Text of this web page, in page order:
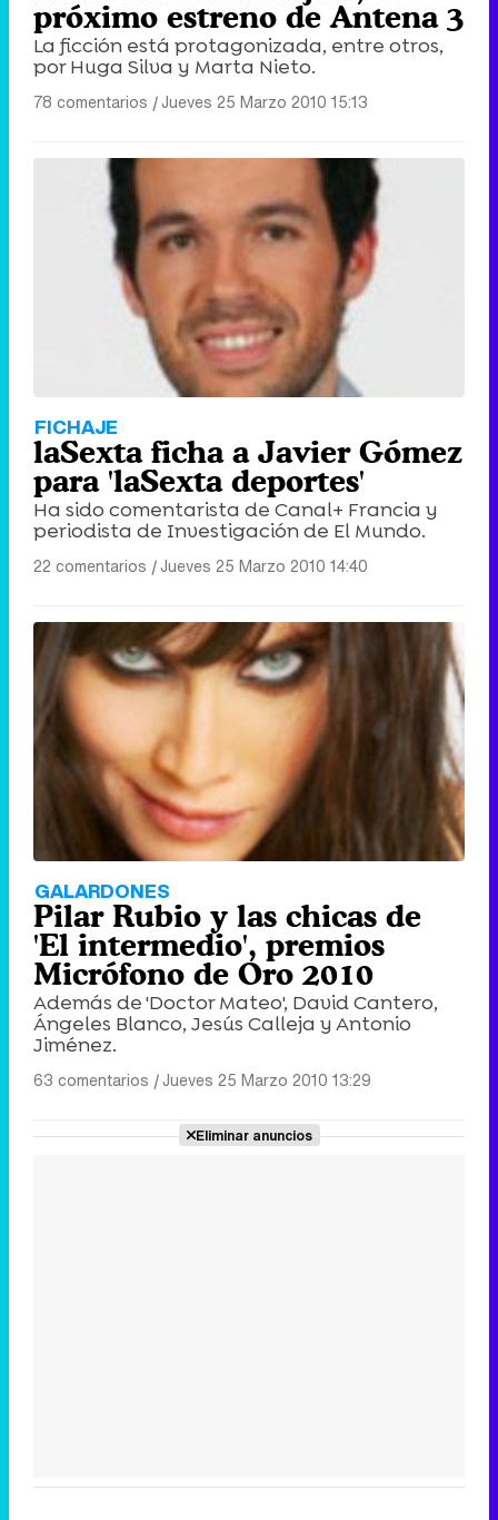
próximo estreno de Antena 3
La ficción está protagonizada, entre otros,
por Huga Silva y Marta Nieto.
78 comentarios |Jueves 25 Marzo 2010 15:13
FICHAJE
laSexta ficha a Javier Gómez
para 'laSexta deportes'
Ha sido comentarista de Canal+ Francia y
periodista de Investigación de El Mundo.
22 comentarios |Jueves 25 Marzo 2010 14:40
GALARDONES
Pilar Rubio y las chicas de
'El intermedio', premios
Micrófono de Oro 2010
Además de 'Doctor Mateo', David Cantero,
Ángeles Blanco, Jesús Calleja y Antonio
Jiménez.
63 comentarios |Jueves 25 Marzo 2010 13:29
Eliminar anuncios